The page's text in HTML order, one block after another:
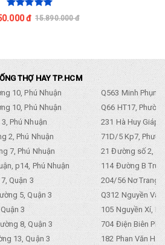
đ 15.890.000 đ
THỢ HAY TP.HCM
10, Phú Nhuận
Q563 Minh
10, Phú Nhuận
Q66 HT17,
Phú Nhuận
231 Hà Huy Giáp,
2, Phú Nhuận
71D/5 Kp7,
7, Phú Nhuận
21 Đường số 2,
p14, Phú Nhuận
114 Đường B
Quận 3
204/56 Nơ Trang
5, Quận 3
Q312 Nguyền
3
105 Nguyền Xí,
8, Quận 3
704 Điện Biên
13, Quận 3
182 Phan Văn